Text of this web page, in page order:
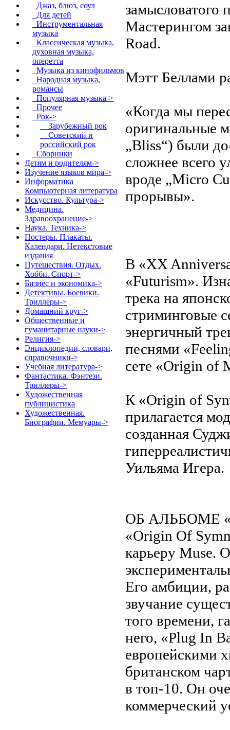
Джаз, блюз, соул
Для детей
Инструментальная
музыка
Классическая музыка,
духовная музыка,
оперетта
Музыка из кинофильмов
Народная музыка,
романсы
Популярная музыка->
Прочее
Рок->
Зарубежный рок
Советский и
российский рок
Сборники
Детям и родителям->
Изучение языков мира->
Информатика
Компьютерная литература
Искусство. Культура->
Медицина.
Здравоохранение->
Наука. Техника->
Постеры. Плакаты.
Календари. Нетекстовые
издания
Путешествия. Отдых.
Хобби. Спорт->
Бизнес и экономика->
Детективы. Боевики.
Триллеры->
Домашний круг->
Общественные и
гуманитарные науки->
Религия->
Энциклопедии, словари,
справочники->
Учебная литература->
Фантастика. Фэнтези.
Триллеры->
Художественная
публицистика
Художественная.
Биографии. Мемуары->
замысловатого
Мастерингом
Road.
Мэтт Беллами
«Когда мы
оригинальные
„Bliss“) были
сложнее всего
вроде „Micro
прорывы».
В «XX
«Futurism».
трека на
стриминговые
энергичный
песнями
сете «Origin of
К «Origin of
прилагается
созданная
Уильяма Игера.
ОБ АЛЬБОМЕ
«Origin Of
карьеру Muse.
Его амбиции,
звучание
того времени,
него, «Plug In
европейскими
британском
в топ-10. Он
коммерческий